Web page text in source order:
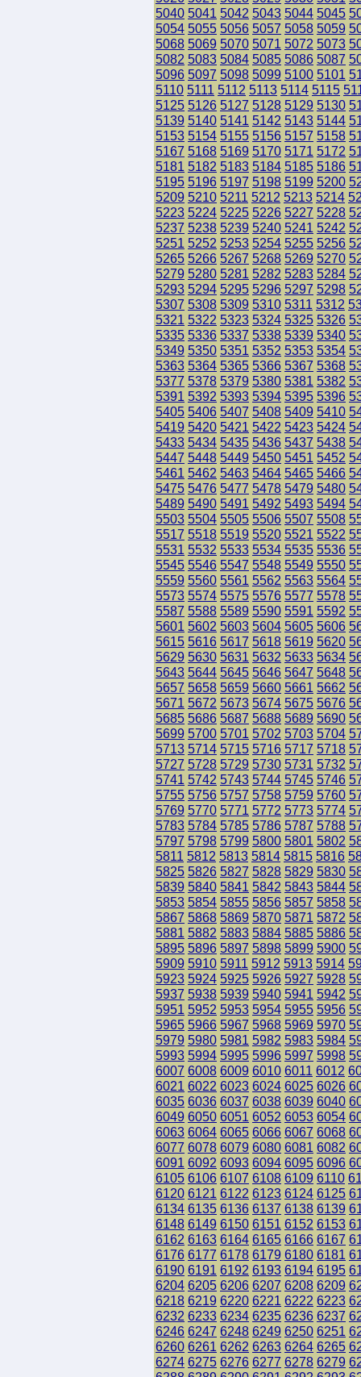
5040 5041 5042 5043 5044 5045
5054 5055 5056 5057 5058 5059
5068 5069 5070 5071 5072 5073
5082 5083 5084 5085 5086 5087
5096 5097 5098 5099 5100 5101
5110 5111 5112 5113 5114 5115
5125 5126 5127 5128 5129 5130
5139 5140 5141 5142 5143 5144
5153 5154 5155 5156 5157 5158
5167 5168 5169 5170 5171 5172
5181 5182 5183 5184 5185 5186
5195 5196 5197 5198 5199 5200
5209 5210 5211 5212 5213 5214
5223 5224 5225 5226 5227 5228
5237 5238 5239 5240 5241 5242
5251 5252 5253 5254 5255 5256
5265 5266 5267 5268 5269 5270
5279 5280 5281 5282 5283 5284
5293 5294 5295 5296 5297 5298
5307 5308 5309 5310 5311 5312
5321 5322 5323 5324 5325 5326
5335 5336 5337 5338 5339 5340
5349 5350 5351 5352 5353 5354
5363 5364 5365 5366 5367 5368
5377 5378 5379 5380 5381 5382
5391 5392 5393 5394 5395 5396
5405 5406 5407 5408 5409 5410
5419 5420 5421 5422 5423 5424
5433 5434 5435 5436 5437 5438
5447 5448 5449 5450 5451 5452
5461 5462 5463 5464 5465 5466
5475 5476 5477 5478 5479 5480
5489 5490 5491 5492 5493 5494
5503 5504 5505 5506 5507 5508
5517 5518 5519 5520 5521 5522
5531 5532 5533 5534 5535 5536
5545 5546 5547 5548 5549 5550
5559 5560 5561 5562 5563 5564
5573 5574 5575 5576 5577 5578
5587 5588 5589 5590 5591 5592
5601 5602 5603 5604 5605 5606
5615 5616 5617 5618 5619 5620
5629 5630 5631 5632 5633 5634
5643 5644 5645 5646 5647 5648
5657 5658 5659 5660 5661 5662
5671 5672 5673 5674 5675 5676
5685 5686 5687 5688 5689 5690
5699 5700 5701 5702 5703 5704
5713 5714 5715 5716 5717 5718
5727 5728 5729 5730 5731 5732
5741 5742 5743 5744 5745 5746
5755 5756 5757 5758 5759 5760
5769 5770 5771 5772 5773 5774
5783 5784 5785 5786 5787 5788
5797 5798 5799 5800 5801 5802
5811 5812 5813 5814 5815 5816
5825 5826 5827 5828 5829 5830
5839 5840 5841 5842 5843 5844
5853 5854 5855 5856 5857 5858
5867 5868 5869 5870 5871 5872
5881 5882 5883 5884 5885 5886
5895 5896 5897 5898 5899 5900
5909 5910 5911 5912 5913 5914
5923 5924 5925 5926 5927 5928
5937 5938 5939 5940 5941 5942
5951 5952 5953 5954 5955 5956
5965 5966 5967 5968 5969 5970
5979 5980 5981 5982 5983 5984
5993 5994 5995 5996 5997 5998
6007 6008 6009 6010 6011 6012
6021 6022 6023 6024 6025 6026
6035 6036 6037 6038 6039 6040
6049 6050 6051 6052 6053 6054
6063 6064 6065 6066 6067 6068
6077 6078 6079 6080 6081 6082
6091 6092 6093 6094 6095 6096
6105 6106 6107 6108 6109 6110
6120 6121 6122 6123 6124 6125
6134 6135 6136 6137 6138 6139
6148 6149 6150 6151 6152 6153
6162 6163 6164 6165 6166 6167
6176 6177 6178 6179 6180 6181
6190 6191 6192 6193 6194 6195
6204 6205 6206 6207 6208 6209
6218 6219 6220 6221 6222 6223
6232 6233 6234 6235 6236 6237
6246 6247 6248 6249 6250 6251
6260 6261 6262 6263 6264 6265
6274 6275 6276 6277 6278 6279